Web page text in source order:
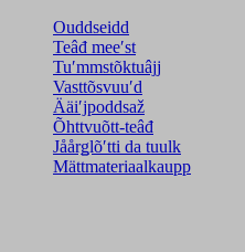
Ouddseidd
Teâđ meeʹst
Tuʹmmstõktuâjj
Vasttõsvuuʹd
Ääiʹjpoddsaž
Õhttvuõtt-teâđ
Jåårǥlõʹtti da tuulk
Mättmateriaalkaupp